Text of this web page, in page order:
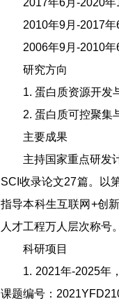
2017年6月-2020年
2010年9月-2017年6
2006年9月-2010年6
研究方向
1. 蛋白质资源开发与
2. 蛋白质可控聚集与
主要成果
主持国家重点研发计
SCI收录论文27篇。以
指导本科生互联网+创
人才工程万人层次称号。
科研项目
1. 2021年-2025年，“
课题编号：